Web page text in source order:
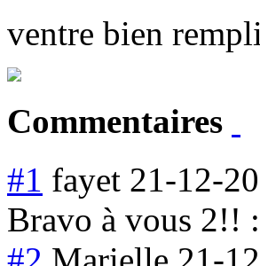
ventre bien rempli
Commentaires
#1 fayet 21-12-
Bravo à vous 2!!